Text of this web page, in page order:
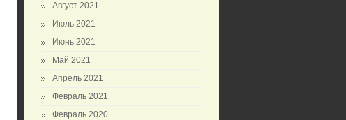
Август 2021
Июль 2021
Июнь 2021
Май 2021
Апрель 2021
Февраль 2021
Февраль 2020